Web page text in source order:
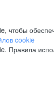
cookie
Правила